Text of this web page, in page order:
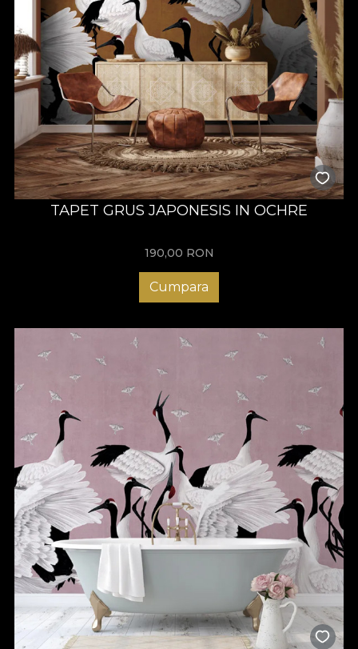
TAPET GRUS JAPONESIS IN OCHRE
190,00 RON
Cumpara